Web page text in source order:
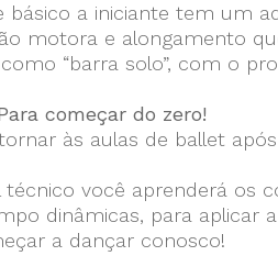
básico a iniciante tem um
motora e alongamento
“barra solo”, com o
começar do zero!
às aulas de ballet
técnico você aprenderá os
dinâmicas, para aplicar
a dançar conosco!